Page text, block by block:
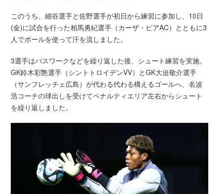
このうち、細谷選手と佐野選手が初日から練習に参加し、10日
(金)に試合を行った相馬勇紀選手（カーザ・ピアAC）とともに3
人でボールを使って汗を流しました。
3選手はパスワークなどを繰り返した後、シュート練習を実施。
GK鈴木彩艶選手（シントトロイデンVV）とGK大迫敬介選手
（サンフレッチェ広島）が代わる代わる構えるゴールへ、名波
浩コーチの球出しを受けてペナルティエリア左右からシュート
を繰り返しました。